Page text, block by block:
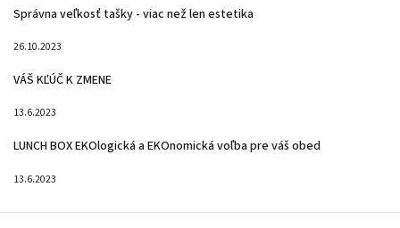
Správna veľkosť tašky - viac než len estetika
26.10.2023
VÁŠ KĽÚČ K ZMENE
13.6.2023
LUNCH BOX EKOlogická a EKOnomická voľba pre váš obed
13.6.2023